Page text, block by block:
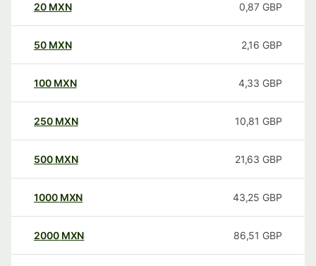
20 MXN 0,87 GBP
50 MXN 2,16 GBP
100 MXN 4,33 GBP
250 MXN 10,81 GBP
500 MXN 21,63 GBP
1000 MXN 43,25 GBP
2000 MXN 86,51 GBP